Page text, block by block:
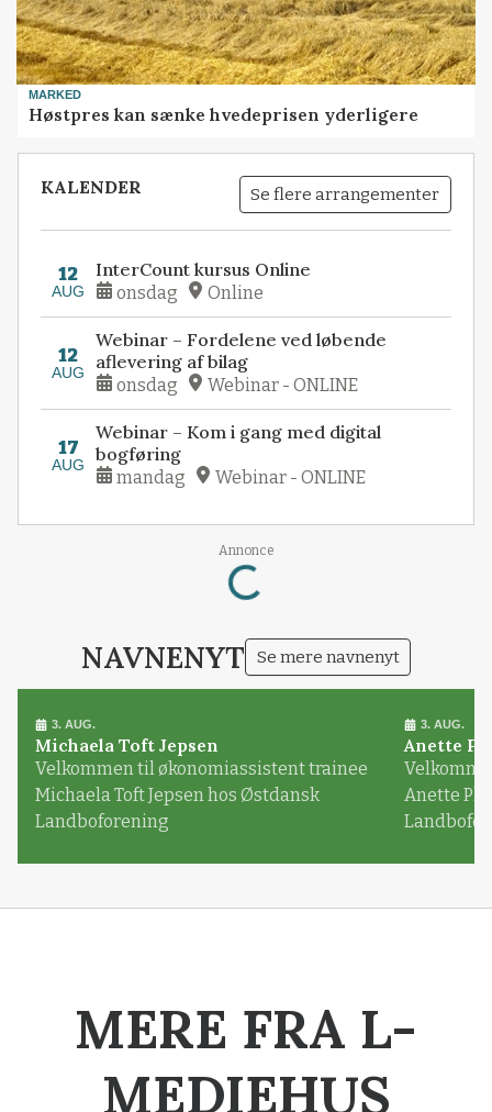
MARKED
Høstpres kan sænke hvedeprisen yderligere
KALENDER Se flere arrangementer
12
AUG
InterCount kursus Online
onsdag Online
12
AUG
Webinar – Fordelene ved løbende
aflevering af bilag
onsdag Webinar - ONLINE
17
AUG
Webinar – Kom i gang med digital
bogføring
mandag Webinar - ONLINE
Annonce
Loading...
NAVNENYT Se mere navnenyt
3. AUG.
Michaela Toft Jepsen
Velkommen til økonomiassistent trainee
Michaela Toft Jepsen hos Østdansk
Landboforening
3. AUG.
Anette
Anette
MERE FRA L-
MEDIEHUS